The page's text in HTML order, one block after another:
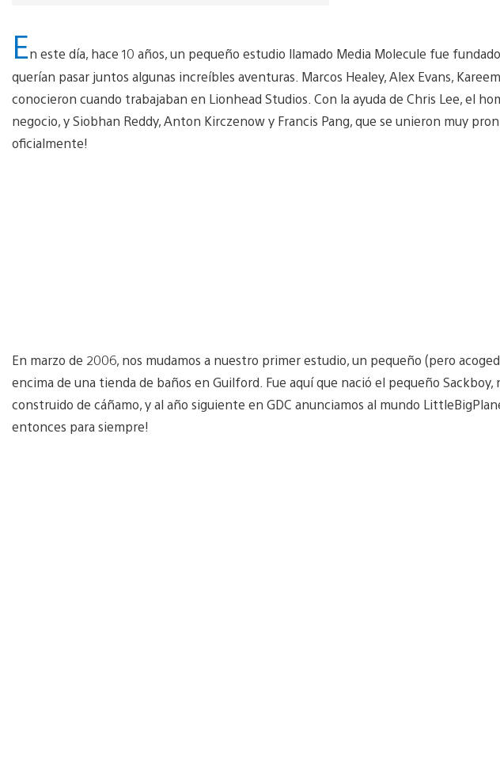
En este día, hace 10 años, un pequeño estudio llamado Media Molecule fue
querían pasar juntos algunas increíbles aventuras. Marcos Healey, Alex Evans,
conocieron cuando trabajaban en Lionhead Studios. Con la ayuda de Chris Lee, el
negocio, y Siobhan Reddy, Anton Kirczenow y Francis Pang, que se unieron muy
oficialmente!
En marzo de 2006, nos mudamos a nuestro primer estudio, un pequeño (pero
encima de una tienda de baños en Guilford. Fue aquí que nació el pequeño
construido de cáñamo, y al año siguiente en GDC anunciamos al mundo
entonces para siempre!